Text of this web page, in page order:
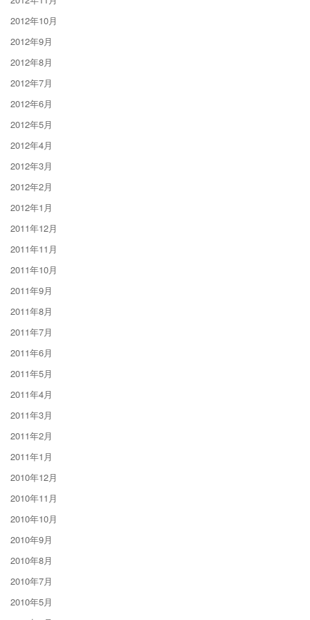
2012年10月
2012年9月
2012年8月
2012年7月
2012年6月
2012年5月
2012年4月
2012年3月
2012年2月
2012年1月
2011年12月
2011年11月
2011年10月
2011年9月
2011年8月
2011年7月
2011年6月
2011年5月
2011年4月
2011年3月
2011年2月
2011年1月
2010年12月
2010年11月
2010年10月
2010年9月
2010年8月
2010年7月
2010年5月